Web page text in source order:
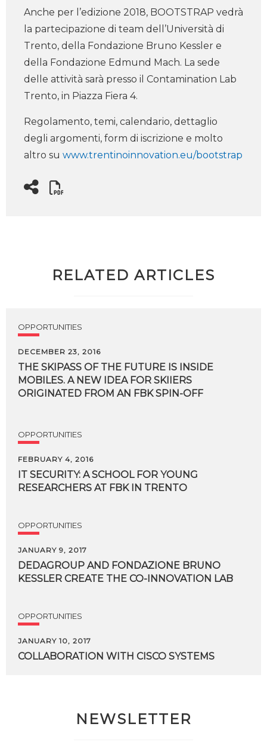
Anche per l’edizione 2018, BOOTSTRAP vedrà
la partecipazione di team dell’Università di
Trento, della Fondazione Bruno Kessler e
della Fondazione Edmund Mach. La sede
delle attività sarà presso il Contamination Lab
Trento, in Piazza Fiera 4.
Regolamento, temi, calendario, dettaglio
degli argomenti, form di iscrizione e molto
altro su www.trentinoinnovation.eu/bootstrap
RELATED ARTICLES
OPPORTUNITIES
DECEMBER 23, 2016
THE SKIPASS OF THE FUTURE IS INSIDE
MOBILES. A NEW IDEA FOR SKIIERS
ORIGINATED FROM AN FBK SPIN-OFF
OPPORTUNITIES
FEBRUARY 4, 2016
IT SECURITY: A SCHOOL FOR YOUNG
RESEARCHERS AT FBK IN TRENTO
OPPORTUNITIES
JANUARY 9, 2017
DEDAGROUP AND FONDAZIONE BRUNO
KESSLER CREATE THE CO-INNOVATION LAB
OPPORTUNITIES
JANUARY 10, 2017
COLLABORATION WITH CISCO SYSTEMS
NEWSLETTER